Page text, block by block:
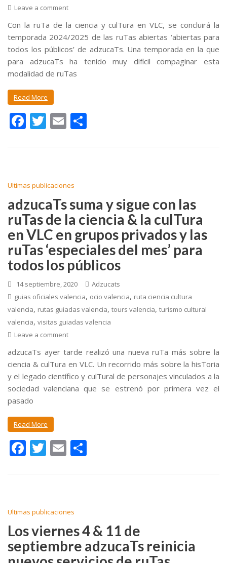
Leave a comment
Con la ruTa de la ciencia y culTura en VLC, se concluirá la
temporada 2024/2025 de las ruTas abiertas ‘abiertas para
todos los públicos’ de adzucaTs. Una temporada en la que
para adzucaTs ha tenido muy difícil compaginar esta
modalidad de ruTas
Read More
F
o
o
k
T E
ti
r
Ultimas publicaciones
adzucaTs suma y sigue con las
ruTas de la ciencia & la culTura
en VLC en grupos privados y las
ruTas ‘especiales del mes’ para
todos los públicos
14 septiembre, 2020
Adzucats
guias oficiales valencia, ocio valencia, ruta ciencia cultura
valencia, rutas guiadas valencia, tours valencia, turismo cultural
valencia, visitas guiadas valencia
Leave a comment
adzucaTs ayer tarde realizó una nueva ruTa más sobre la
ciencia & culTura en VLC. Un recorrido más sobre la hisToria
y el legado científico y culTural de personajes vinculados a la
sociedad valenciana que se estrenó por primera vez el
pasado
Read More
F
ac
o
o
k
T
w
E
m
ti
r
Ultimas publicaciones
Los viernes 4 & 11 de
septiembre adzucaTs reinicia